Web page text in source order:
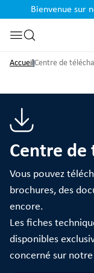
Passer à la
Bienvenue sur
AccueilCentre de
Centre de
Vous pouvez
brochures, des
encore.
Les fiches
disponibles
concerné sur